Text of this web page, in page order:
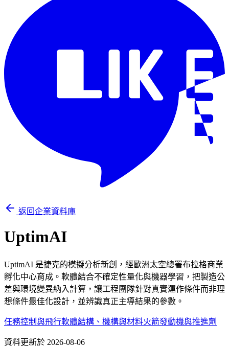
返回企業資料庫
UptimAI
UptimAI 是捷克的模擬分析新創，經歐洲太空總署布拉格商業
孵化中心育成。軟體結合不確定性量化與機器學習，把製造公
差與環境變異納入計算，讓工程團隊針對真實運作條件而非理
想條件最佳化設計，並辨識真正主導結果的參數。
任務控制與飛行軟體結構、機構與材料火箭發動機與推進劑
資料更新於 2026-08-06